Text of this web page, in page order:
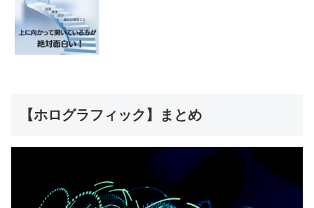
【ホログラフィック】まとめ